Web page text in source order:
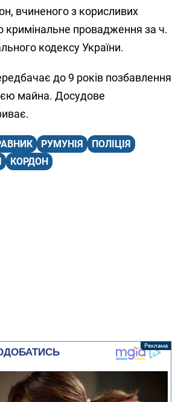
вчиненого з корисливих
кримінальне провадження за ч.
кодексу України.
до 9 років позбавлення
майна. Досудове
РУМУНІЯ
ПОЛІЦІЯ
КОРДОН